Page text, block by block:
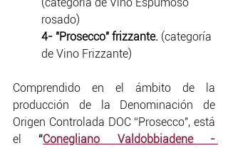
rosado)
4- "Prosecco" frizzante. (categoría
de Vino Frizzante)
Comprendido en el ámbito de la
producción de la Denominación de
Origen Controlada DOC “Prosecco", está
el “Conegliano Valdobbiadene -